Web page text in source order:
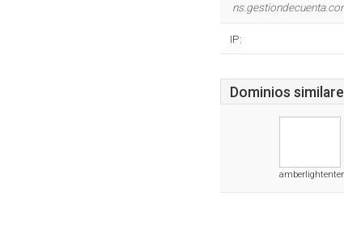
IP:
Dominios